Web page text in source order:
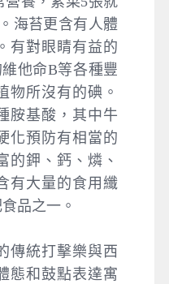
海苔更含有人體
有對眼睛有益的
他命B等各種豐
物所沒有的碘。
胺基酸，其中牛
化預防有相當的
的鉀、鈣、燐、
有大量的食用纖
品之一。
傳統打擊樂與西
態和鼓點表達寓